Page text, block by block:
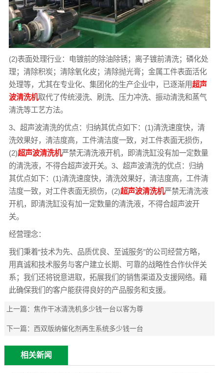
(2)表面处理行业：电镀前的除油除锈；离子镀前清洗；磷化处
理；清除积炭；清除氧化皮；清除抛光膏；金属工件表面活化
处理等，尤其在专业化、集团化的生产企业中，已逐渐用超声
波清洗机取代了传统浸洗、刷洗、压力冲洗、振动清洗和蒸气
清洗等工艺方法。
3、超声波清洗的优点：归纳其优点如下：(1)清洗速度快，清
洗效果好，清洁度高，工件清洁度一致，对工件表面无损伤，
(2)超声波清洗机严禁无清洗液开机，即清洗缸没有加一定数量
的清洗液，不得合超声波开关。3、超声波清洗的优点：归纳
其优点如下：(1)清洗速度快，清洗效果好，清洁度高，工件清
洁度一致，对工件表面无损伤，(2)超声波清洗机严禁无清洗液
开机，即清洗缸没有加一定数量的清洗液，不得合超声波开
关。
经营理念：
我们秉着“技术为先、品质优良、至诚服务”的公司经营方略，
用真诚和技术服务与客户建立长期、可靠的战略性合作伙伴关
系；我们还将锐意进取，拓展我们的销售渠道及支援网络。藉
此确保我们的客户能获得良好的产品服务和支援。
上一篇：焦作干冰清洗机多少钱一台以客为尊
下一篇：西双版纳催化剂再生系统多少钱一台
相关新闻